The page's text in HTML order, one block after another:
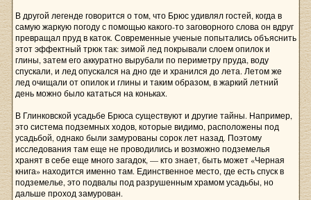
В другой легенде говорится о том, что Брюс удивлял гостей, когда в
самую жаркую погоду с помощью какого-то заговорного слова он вдруг
превращал пруд в каток. Современные ученые попытались объяснить
этот эффектный трюк так: зимой лед покрывали слоем опилок и
глины, затем его аккуратно вырубали по периметру пруда, воду
спускали, и лед опускался на дно где и хранился до лета. Летом же
лед очищали от опилок и глины и таким образом, в жаркий летний
день можно было кататься на коньках.
В Глинковской усадьбе Брюса существуют и другие тайны. Например,
это система подземных ходов, которые видимо, расположены под
усадьбой, однако были замурованы сорок лет назад. Поэтому
исследования там еще не проводились и возможно подземелья
хранят в себе еще много загадок, — кто знает, быть может «Черная
книга» находится именно там. Единственное место, где есть спуск в
подземелье, это подвалы под разрушенным храмом усадьбы, но
дальше проход замурован.